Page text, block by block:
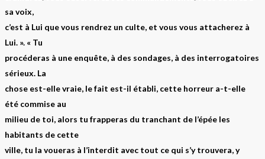
sa voix,
c’est à Lui que vous rendrez un culte, et vous vous attacherez à
Lui. ». « Tu
procéderas à une enquête, à des sondages, à des interrogatoires
sérieux. La
chose est-elle vraie, le fait est-il établi, cette horreur a-t-elle
été commise au
milieu de toi, alors tu frapperas du tranchant de l’épée les
habitants de cette
ville, tu la voueras à l’interdit avec tout ce qui s’y trouvera, y